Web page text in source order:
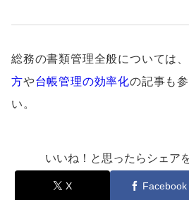
総務の書類管理全般については、
方や台帳管理の効率化の記事も
い。
いいね！と思ったらシェア
X Facebook